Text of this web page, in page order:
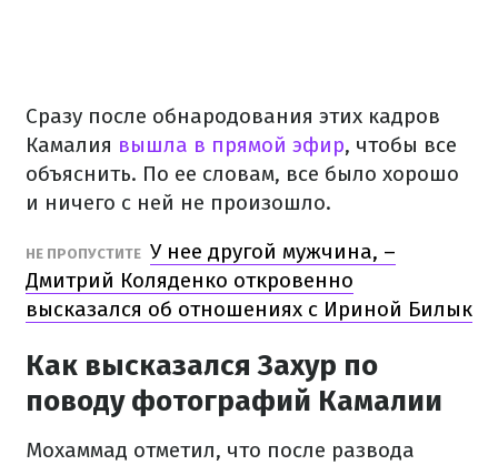
Сразу после обнародования этих кадров
Камалия вышла в прямой эфир, чтобы все
объяснить. По ее словам, все было хорошо
и ничего с ней не произошло.
НЕ ПРОПУСТИТЕ У нее другой мужчина, –
Дмитрий Коляденко откровенно
высказался об отношениях с Ириной Билык
Как высказался Захур по
поводу фотографий Камалии
Мохаммад отметил, что после развода